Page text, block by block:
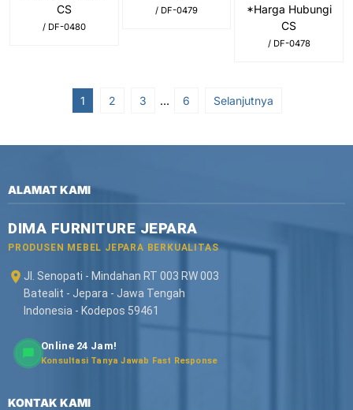
CS
/ DF-0480
/ DF-0479
*Harga Hubungi
CS
/ DF-0478
1 2 3 … 6 Selanjutnya
ALAMAT KAMI
DIMA FURNITURE JEPARA
PRODUSEN MEBEL JEPARA BERKUALITAS
Jl. Senopati - Mindahan RT 003 RW 003
Batealit - Jepara - Jawa Tengah
Indonesia - Kodepos 59461
Online 24 Jam!
Konsultasi Tanya Jawab Fast Response
KONTAK KAMI